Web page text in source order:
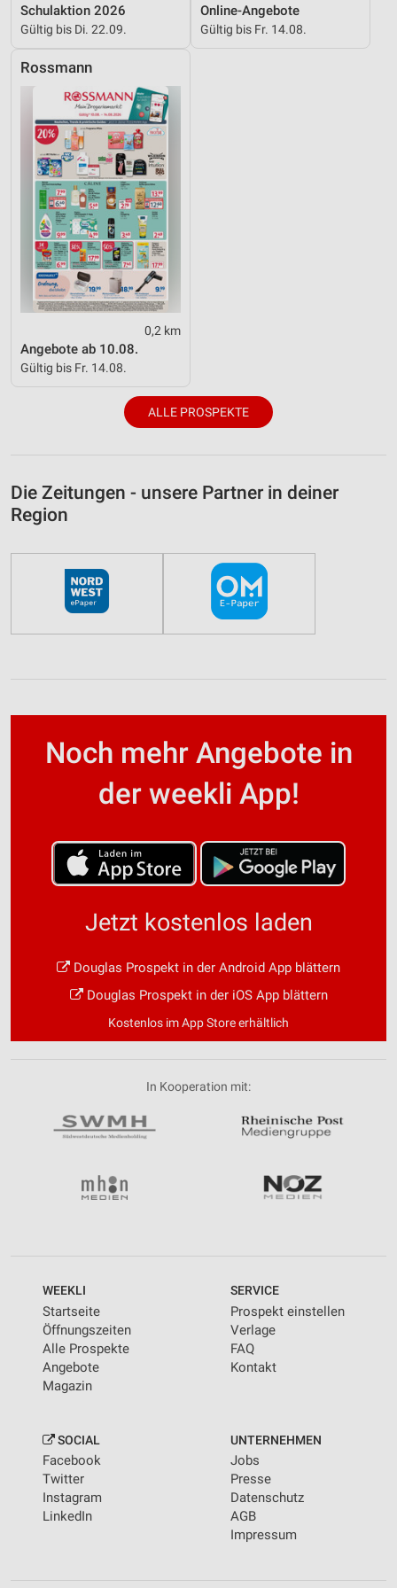
Schulaktion 2026
Gültig bis Di. 22.09.
Online-Angebote
Gültig bis Fr. 14.08.
Rossmann
0,2 km
Angebote ab 10.08.
Gültig bis Fr. 14.08.
ALLE PROSPEKTE
Die Zeitungen - unsere Partner in deiner
Region
Noch mehr Angebote in
der weekli App!
Jetzt kostenlos laden
Douglas Prospekt in der Android App blättern
Douglas Prospekt in der iOS App blättern
Kostenlos im App Store erhältlich
In Kooperation mit:
WEEKLI
Startseite
Öffnungszeiten
Alle Prospekte
Angebote
Magazin
SERVICE
Prospekt einstellen
Verlage
FAQ
Kontakt
SOCIAL
Facebook
Twitter
Instagram
LinkedIn
UNTERNEHMEN
Jobs
Presse
Datenschutz
AGB
Impressum
Werbung